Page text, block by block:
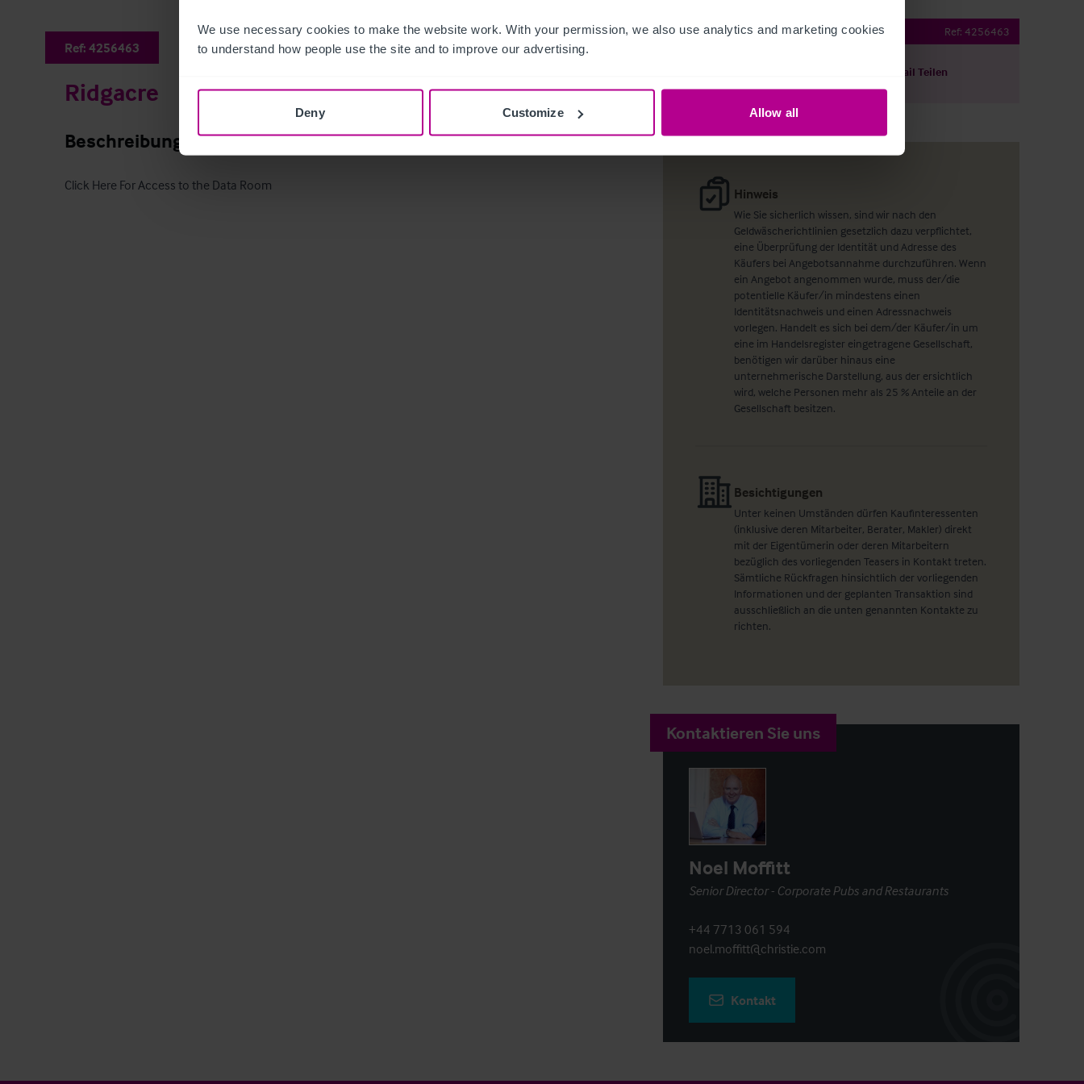
We use necessary cookies to make the website work. With your permission, we also use analytics and marketing cookies
to understand how people use the site and to improve our advertising.
Deny Customize Allow all
Ref: 4256463
Ridgacre
Beschreibung
Click Here For Access to the Data Room
Restaurant Ref: 4256463
Per E-Mail Teilen
Hinweis
Wie Sie sicherlich wissen, sind wir nach den
Geldwäscherichtlinien gesetzlich dazu verpflichtet,
eine Überprüfung der Identität und Adresse des
Käufers bei Angebotsannahme durchzuführen. Wenn
ein Angebot angenommen wurde, muss der/die
potentielle Käufer/in mindestens einen
Identitätsnachweis und einen Adressnachweis
vorlegen. Handelt es sich bei dem/der Käufer/in um
eine im Handelsregister eingetragene Gesellschaft,
benötigen wir darüber hinaus eine
unternehmerische Darstellung, aus der ersichtlich
wird, welche Personen mehr als 25 % Anteile an der
Gesellschaft besitzen.
Besichtigungen
Unter keinen Umständen dürfen Kaufinteressenten
(inklusive deren Mitarbeiter, Berater, Makler) direkt
mit der Eigentümerin oder deren Mitarbeitern
bezüglich des vorliegenden Teasers in Kontakt treten.
Sämtliche Rückfragen hinsichtlich der vorliegenden
Informationen und der geplanten Transaktion sind
ausschließlich an die unten genannten Kontakte zu
richten.
Kontaktieren Sie uns
Noel Moffitt
Senior Director - Corporate Pubs and Restaurants
+44 7713 061 594
noel.moffitt@christie.com
Kontakt